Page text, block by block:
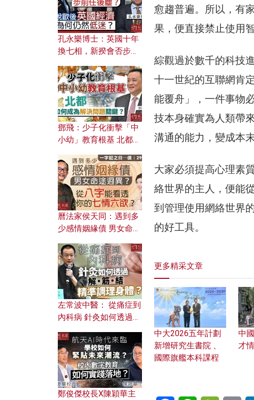
愈趨普遍。所以，有
果，便直接禁止使用
綜觀過於數千的科技
十一世紀的互聯網肯
能覆舟」，一件事物
技本身確實為人類帶
溝通的能力，變成本
大家必須提高心理素
絡世界的主人，便能
到管理使用網絡世界
的好工具。
更多精采文章
中大2026五年計劃
新增研究生書院 、
國際旗艦本科課程
中
才
孔永樂博士：英國十年
換七相，新揆會否步前
濟為何仍然低迷？
鄧飛：少子化衝擊「中
小幼」教育根基 北都如
曆法家侯天同：遇到多
少感情姻緣債 男女命途
的七情六欲？
左常波中醫： 從痛症到
內科病 針灸如何透過解
鄭俊傑校長X陳穎華主